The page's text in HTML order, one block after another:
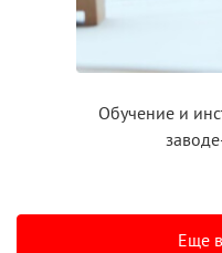
Обучение и
Еще